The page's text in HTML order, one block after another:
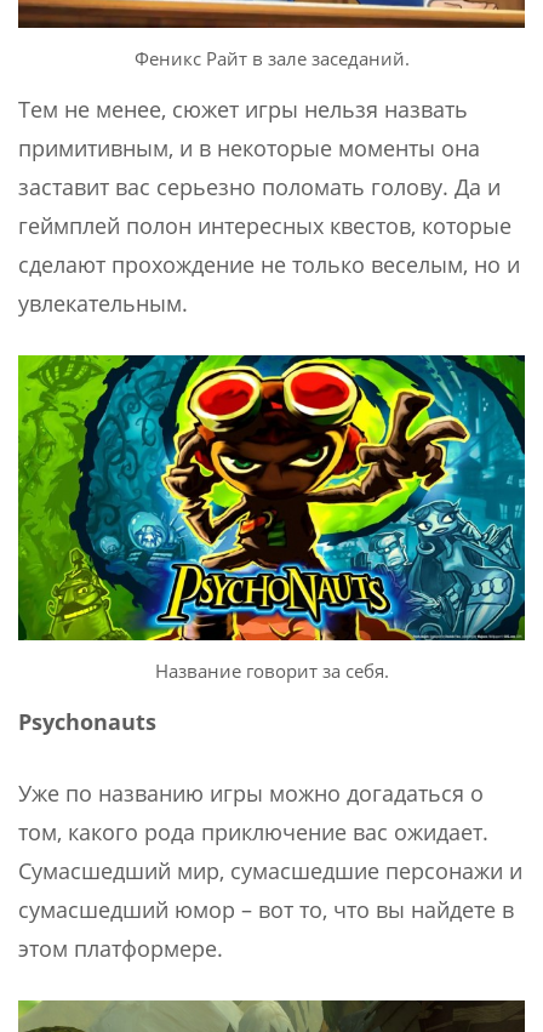
Феникс Райт в зале заседаний.
Тем не менее, сюжет игры нельзя назвать
примитивным, и в некоторые моменты она
заставит вас серьезно поломать голову. Да и
геймплей полон интересных квестов, которые
сделают прохождение не только веселым, но и
увлекательным.
Название говорит за себя.
Psychonauts
Уже по названию игры можно догадаться о
том, какого рода приключение вас ожидает.
Сумасшедший мир, сумасшедшие персонажи и
сумасшедший юмор – вот то, что вы найдете в
этом платформере.